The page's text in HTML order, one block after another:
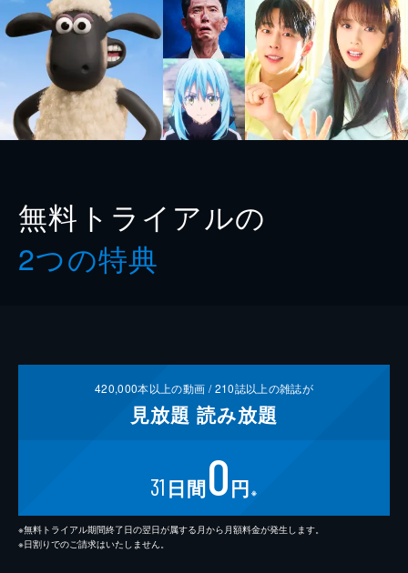
無料トライアルの
2つの特典
420,000本以上の動画 /210誌以上の雑誌が
見放題 読み放題
31 日間0円 ※
※無料トライアル期間終了日の翌日が属する月から月額料金が発生します。
※日割りでのご請求はいたしません。